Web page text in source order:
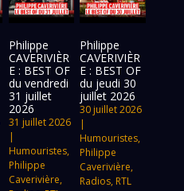
Philippe
CAVERIVIÈR
E : BEST OF
du vendredi
31 juillet
2026
31 juillet 2026
|
Humouristes,
Philippe
Caverivière,
Philippe
CAVERIVIÈR
E : BEST OF
du jeudi 30
juillet 2026
30 juillet 2026
|
Humouristes,
Philippe
Caverivière,
Radios, RTL